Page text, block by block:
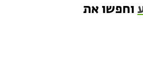
וחפשו את